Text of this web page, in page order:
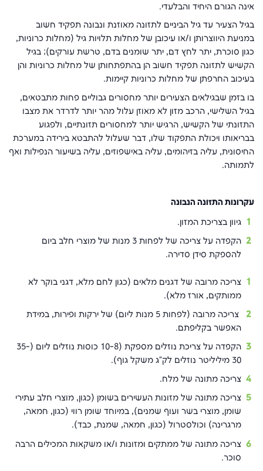
אינה הגורם היחיד והבלעדי.
בגיל הצעיר עד גיל הביניים לתזונה מאוזנת ונבונה תפקיד חשוב
במניעת היווצרותן ו/או עיכובן של מחלות תלויות גיל (מחלות כרוניות,
כגון סוכרת, יתר לחץ דם, יתר שומנים בדם, טרשת עורקים); בגיל
הקשיש לתזונה תפקיד חשוב הן בהתפתחותן של מחלות כרוניות והן
בעיכוב החרפתן של מחלות כרוניות קיימות.
בו בזמן שבגילאים הצעירים יותר מחסורים גבוליים פחות מתבטאים,
בגיל השלישי, הרכב מזון לא מאוזן עלול מהר יותר לדרדר את מצבו
התזונתי של הקשיש, הרגיש יותר למחסורים תזונתיים, ולפגוע
בבריאותו ויכולת התפקוד שלו, דבר שעלול להתבטא בירידה במערכת
החיסונית, עליה בזיהומים, עליה באישפוזים, עליה בשיעור הנפילות ואף
לתמותה.
עקרונות התזונה הנבונה
גיוון בצריכת המזון.
הקפדה על צריכה של לפחות 3 מנות של מוצרי חלב ביום
להספקת סידן סדירה.
צריכה מרובה של דגנים מלאים (כגון לחם מלא, דגני בוקר לא
ממותקים, אורז מלא).
צריכה מרובה (לפחות 5 מנות ליום) של ירקות ופירות, במידת
האפשר בקליפתם.
הקפדה על צריכת נוזלים מספקת (10-8 כוסות נוזלים ליום (35-
30 מיליליטר נוזלים לק"ג משקל גוף).
צריכה מתונה של מלח.
צריכה מתונה של מזונות העשירים בשומן (כגון, מוצרי חלב עתירי
שומן, מוצרי בשר ועוף שמנים), במיוחד שומן רווי (כגון, חמאה,
מרגרינה) וכולסטרול (כגון, חמאה, שמנת, כבד).
צריכה מתונה של ממתקים ומזונות ו/או משקאות המכילים הרבה
סוכר.